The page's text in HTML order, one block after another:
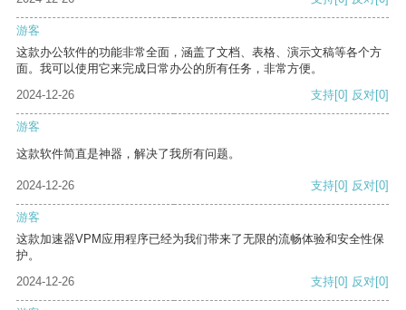
游客
这款办公软件的功能非常全面，涵盖了文档、表格、演示文稿等各个方
面。我可以使用它来完成日常办公的所有任务，非常方便。
2024-12-26
支持[0] 反对[0]
游客
这款软件简直是神器，解决了我所有问题。
2024-12-26 支持[0] 反对[0]
游客
这款加速器VPM应用程序已经为我们带来了无限的流畅体验和安全性保
护。
2024-12-26
支持[0] 反对[0]